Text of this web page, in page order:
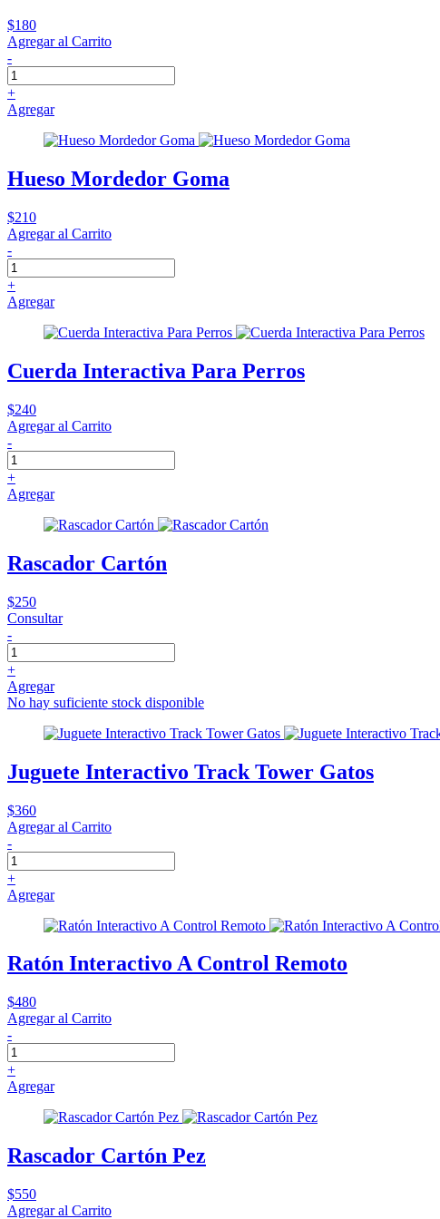
$180
Agregar al Carrito
-
+
Agregar
Hueso Mordedor Goma
$210
Agregar al Carrito
-
+
Agregar
Cuerda Interactiva Para Perros
$240
Agregar al Carrito
-
+
Agregar
Rascador Cartón
$250
Consultar
-
+
Agregar
No hay suficiente stock disponible
Juguete Interactivo Track Tower Gatos
$360
Agregar al Carrito
-
+
Agregar
Ratón Interactivo A Control Remoto
$480
Agregar al Carrito
-
+
Agregar
Rascador Cartón Pez
$550
Agregar al Carrito